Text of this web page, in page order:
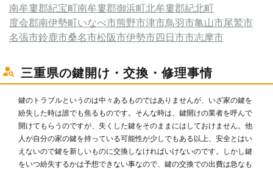
南牟婁郡紀宝町南牟婁郡御浜町北牟婁郡紀北町
度会郡南伊勢町いなべ市熊野市津市鳥羽市亀山市尾鷲市
名張市鈴鹿市桑名市松阪市伊勢市四日市市志摩市
三重県の鍵開け・交換・修理事情
鍵のトラブルというのは中々あるものではありませんが、いざ家の鍵を
紛失した時は誰でも焦るものです。そんな時は、鍵開けの業者を呼んで
開けてもらうのですが、失くした鍵をそのままにはしておけません。他
人が自分の家の鍵を持っている可能性が少しでもある以上、安全とはい
えないので鍵を新しいものに交換しなければいけないのです。しかし鍵
をいつ紛失するかは予想できない事なので、鍵の交換での出費は急なも